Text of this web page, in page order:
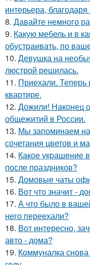
интерьера,
8. Давайте немного
9. Какую мебель и в
обустраивать, по
10. Девушка на
люстрой решилась.
11. Приехали. Теперь
квартире.
12. Дожили! Наконец
общежитий в России.
13. Мы запоминаем
сочетания цветов и
14. Какое украшение
после праздников?
15. Домовые чаты
16. Вот что значит -
17. А что было в
него переехали?
18. Вот интересно,
авто - дома?
19. Коммуналка